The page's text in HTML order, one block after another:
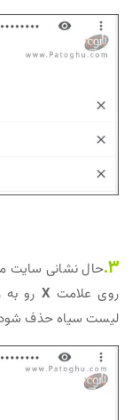
3. حال نشانی سایت
روی علامت X رو
لیست سیاه حذف